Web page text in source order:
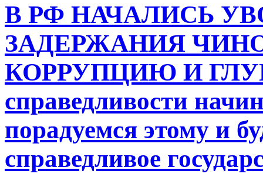
В РФ НАЧАЛИСЬ
ЗАДЕРЖАНИЯ
КОРРУПЦИЮ И
справедливости
порадуемся этому и
справедливое